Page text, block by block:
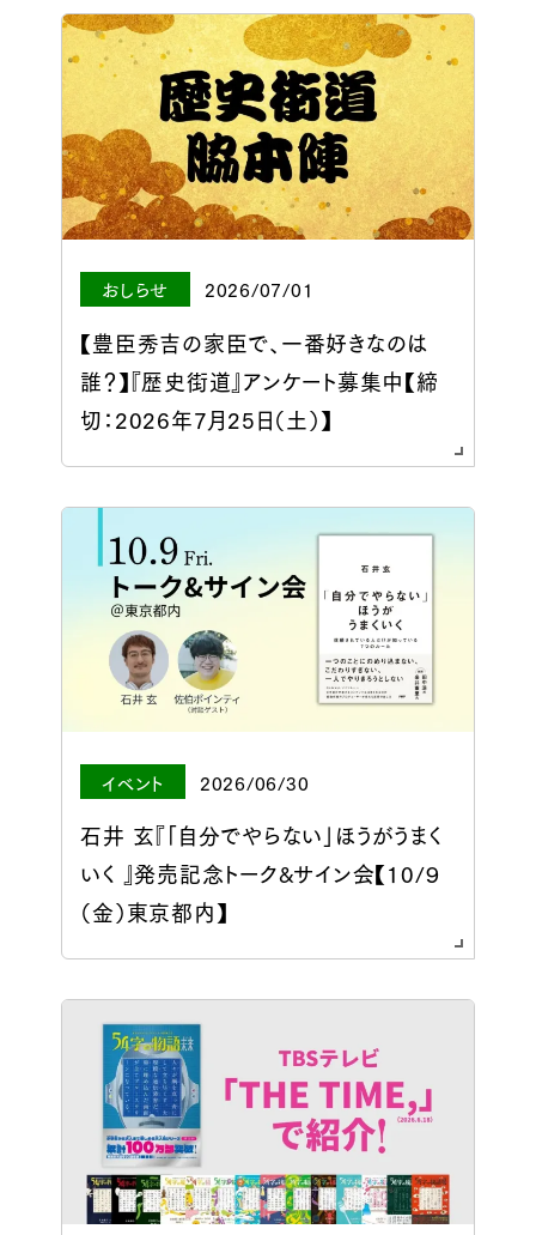
おしらせ 2026/07/01
【豊臣秀吉の家臣で、一番好きなのは
誰？】『歴史街道』アンケート募集中【締
切：2026年7月25日（土）】
イベント 2026/06/30
石井 玄『「自分でやらない」ほうがうまく
いく 』発売記念トーク&サイン会【10/９
（金）東京都内】